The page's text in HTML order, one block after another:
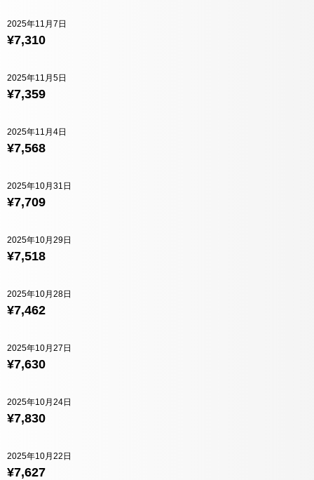
¥7,310
2025年11月7日
¥7,359
2025年11月5日
¥7,568
2025年11月4日
¥7,709
2025年10月31日
¥7,518
2025年10月29日
¥7,462
2025年10月28日
¥7,630
2025年10月27日
¥7,830
2025年10月24日
¥7,627
2025年10月22日